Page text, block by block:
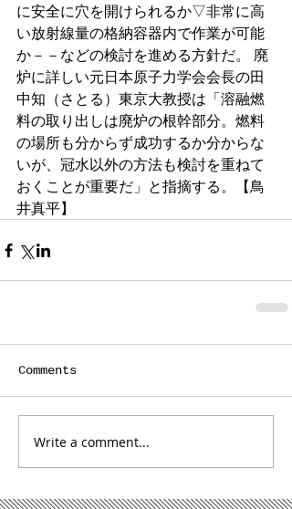
に安全に穴を開けられるか▽非常に高
い放射線量の格納容器内で作業が可能
か－－などの検討を進める方針だ。 廃
炉に詳しい元日本原子力学会会長の田
中知（さとる）東京大教授は「溶融燃
料の取り出しは廃炉の根幹部分。燃料
の場所も分からず成功するか分からな
いが、冠水以外の方法も検討を重ねて
おくことが重要だ」と指摘する。【鳥
井真平】
Comments
Write a comment...